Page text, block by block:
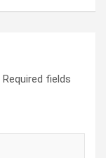
Required fields